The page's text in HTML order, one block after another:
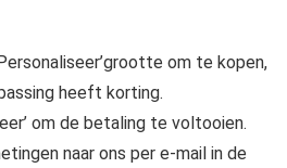
om te kopen,
heeft korting.
om de betaling te voltooien.
naar ons per e-mail in de